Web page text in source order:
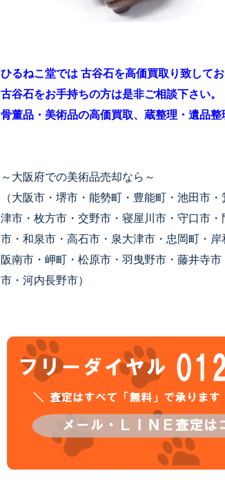
ひるねこ堂では 古谷石を高価買取り致してお
古谷石をお手持ちの方は是非ご相談下さい。
骨董品・美術品の高価買取、蔵整理・遺品
～大阪府での美術品売却なら～
（大阪市・堺市・能勢町・豊能町・池田市
津市・枚方市・交野市・寝屋川市・守口市
市・和泉市・高石市・泉大津市・忠岡町・
阪南市・岬町・松原市・羽曳野市・藤井寺
市・河内長野市）